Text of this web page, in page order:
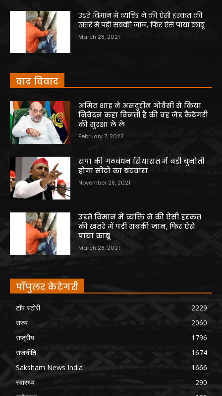
उड़ते विमान में व्यक्ति ने की ऐसी हरकत की
खतरे में पड़ी सबकी जान, फिर ऐसे पाया काबू
March 28, 2021
वाद विवाद
अमित शाह ने असदुद्दीन ओवैसी से किया
निवेदन कहा विनती है की वह जेड कैटेगरी
की सुरक्षा ले ले
February 7, 2022
सपा की गठबंधन सियासत में बड़ी चुनौती
होगा सीटों का बंटवारा
November 28, 2021
उड़ते विमान में व्यक्ति ने की ऐसी हरकत
की खतरे में पड़ी सबकी जान, फिर ऐसे
पाया काबू
March 28, 2021
पॉपुलर केटेगरी
टॉप स्टोरी
2229
राज्य
2060
राष्ट्रीय
1796
राजनीति
1674
Saksham News India
1666
स्वास्थ्य
290